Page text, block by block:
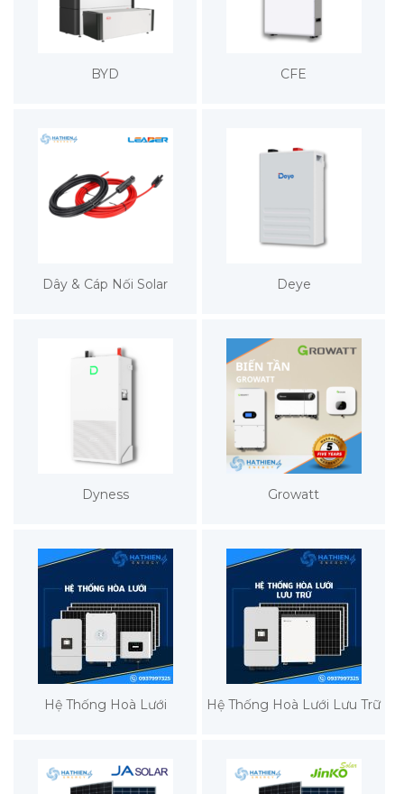
BYD CFE
Dây & Cáp Nối Solar Deye
Dyness Growatt
Hệ Thống Hoà Lưới Hệ Thống Hoà Lưới Lưu Trữ